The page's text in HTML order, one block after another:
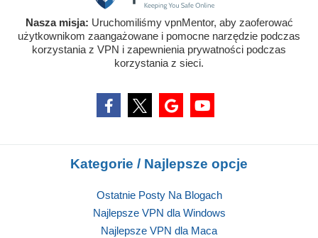
Nasza misja: Uruchomiliśmy vpnMentor, aby zaoferować
użytkownikom zaangażowane i pomocne narzędzie podczas
korzystania z VPN i zapewnienia prywatności podczas
korzystania z sieci.
Kategorie / Najlepsze opcje
Ostatnie Posty Na Blogach
Najlepsze VPN dla Windows
Najlepsze VPN dla Maca